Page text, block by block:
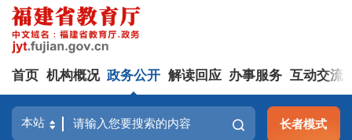
首页 机构概况 政务公开 解读回应 办事服务 互动交流
长者模式